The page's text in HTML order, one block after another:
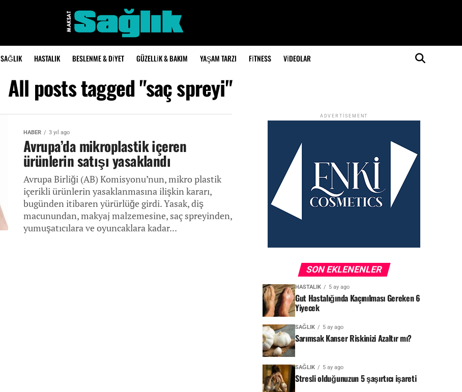
SAĞLIK HASTALIK BESLENME & DIYET GÜZELLIK & BAKIM YAŞAM TARZI FITNESS VIDEOLAR
All posts tagged "saç spreyi"
HABER 3 yıl ago
Avrupa’da mikroplastik içeren
ürünlerin satışı yasaklandı
Avrupa Birliği (AB) Komisyonu’nun, mikro plastik
içerikli ürünlerin yasaklanmasına ilişkin kararı,
bugünden itibaren yürürlüğe girdi. Yasak, diş
macunundan, makyaj malzemesine, saç spreyinden,
yumuşatıcılara ve oyuncaklara kadar...
ADVERTISEMENT
SON EKLENENLER
HASTALIK 5 ay ago
Gut Hastalığında Kaçınılması Gereken 6
Yiyecek
SAĞLIK 5 ay ago
Sarımsak Kanser Riskinizi Azaltır mı?
SAĞLIK 5 ay ago
Stresli olduğunuzun 5 şaşırtıcı işareti